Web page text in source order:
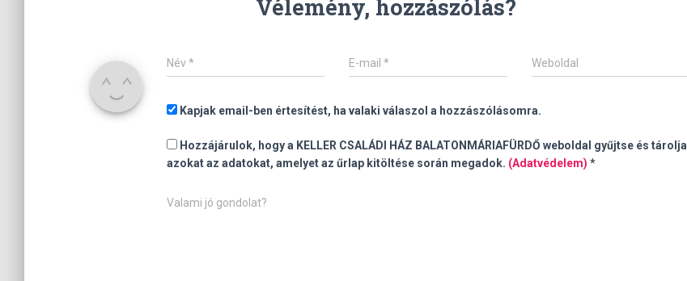
Vélemény, hozzászólás?
Név* E-mail* Weboldal
Kapjak email-ben értesítést, ha valaki válaszol a hozzászólásomra.
Hozzájárulok, hogy a KELLER CSALÁDI HÁZ BALATONMÁRIAFÜRDŐ weboldal gyűjtse és tárolja
azokat az adatokat, amelyet az űrlap kitöltése során megadok. (Adatvédelem) *
Valami jó gondolat?